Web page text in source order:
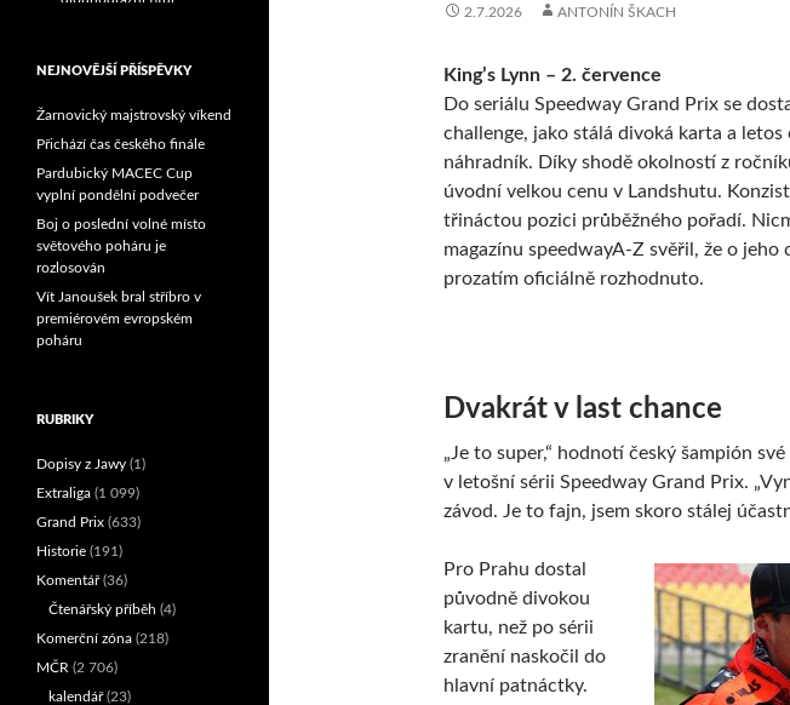
2.7.2026 ANTONÍN ŠKACH
King’s Lynn – 2. července
Do seriálu Speedway Grand Prix se
challenge, jako stálá divoká karta a
náhradník. Díky shodě okolností z
úvodní velkou cenu v Landshutu.
třináctou pozici průběžného pořadí.
magazínu speedwayA-Z svěřil, že o
prozatím oficiálně rozhodnuto.
Dvakrát v last chance
„Je to super,“ hodnotí český šampión
v letošní sérii Speedway Grand Prix.
závod. Je to fajn, jsem skoro stálej
Pro Prahu dostal
původně divokou
kartu, než po sérii
zranění naskočil do
hlavní patnáctky.
NEJNOVĚJŠÍ PŘÍSPĚVKY
Žarnovický majstrovský víkend
Přichází čas českého finále
Pardubický MACEC Cup
vyplní pondělní podvečer
Boj o poslední volné místo
světového poháru je
rozlosován
Vít Janoušek bral stříbro v
premiérovém evropském
poháru
RUBRIKY
Dopisy z Jawy (1)
Extraliga (1 099)
Grand Prix (633)
Historie (191)
Komentář(36)
Čtenářský příběh (4)
Komerční zóna (218)
MČR (2 706)
kalendář(23)